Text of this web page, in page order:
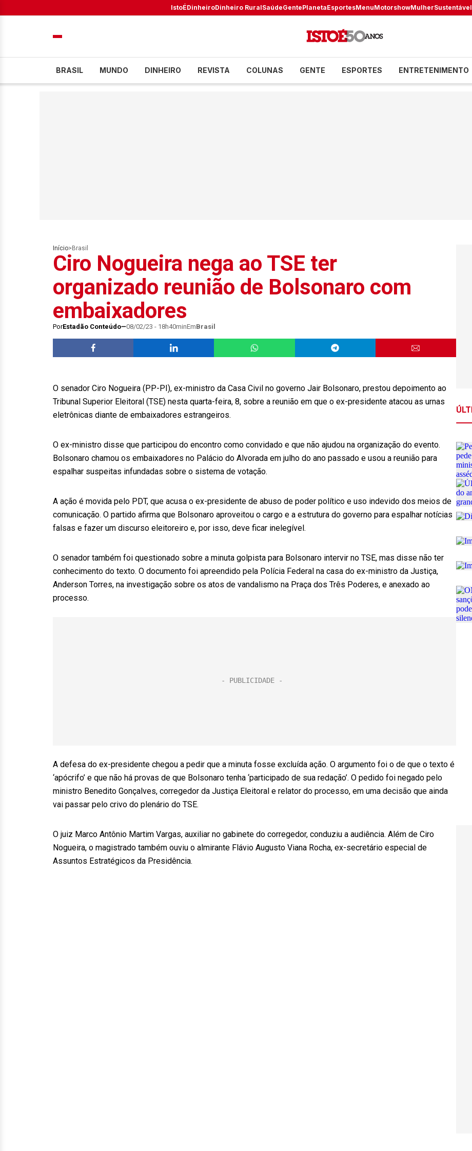
IstoÉDinheiroDinheiro RuralSaúdeGentePlanetaEsportesMenuMotorshowMulherSustentável
BRASIL MUNDO DINHEIRO REVISTA COLUNAS GENTE ESPORTES ENTRETENIMENTO
Início> Brasil
Ciro Nogueira nega ao TSE ter
organizado reunião de Bolsonaro com
embaixadores
PorEstadão Conteúdo 08/02/23 - 18h40minEmBrasil
O senador Ciro Nogueira (PP-PI), ex-ministro da Casa Civil no governo Jair Bolsonaro, prestou depoimento ao
Tribunal Superior Eleitoral (TSE) nesta quarta-feira, 8, sobre a reunião em que o ex-presidente atacou as urnas
eletrônicas diante de embaixadores estrangeiros.
O ex-ministro disse que participou do encontro como convidado e que não ajudou na organização do evento.
Bolsonaro chamou os embaixadores no Palácio do Alvorada em julho do ano passado e usou a reunião para
espalhar suspeitas infundadas sobre o sistema de votação.
A ação é movida pelo PDT, que acusa o ex-presidente de abuso de poder político e uso indevido dos meios de
comunicação. O partido afirma que Bolsonaro aproveitou o cargo e a estrutura do governo para espalhar notícias
falsas e fazer um discurso eleitoreiro e, por isso, deve ficar inelegível.
O senador também foi questionado sobre a minuta golpista para Bolsonaro intervir no TSE, mas disse não ter
conhecimento do texto. O documento foi apreendido pela Polícia Federal na casa do ex-ministro da Justiça,
Anderson Torres, na investigação sobre os atos de vandalismo na Praça dos Três Poderes, e anexado ao
processo.
A defesa do ex-presidente chegou a pedir que a minuta fosse excluída ação. O argumento foi o de que o texto é
‘apócrifo’ e que não há provas de que Bolsonaro tenha ‘participado de sua redação’. O pedido foi negado pelo
ministro Benedito Gonçalves, corregedor da Justiça Eleitoral e relator do processo, em uma decisão que ainda
vai passar pelo crivo do plenário do TSE.
O juiz Marco Antônio Martim Vargas, auxiliar no gabinete do corregedor, conduziu a audiência. Além de Ciro
Nogueira, o magistrado também ouviu o almirante Flávio Augusto Viana Rocha, ex-secretário especial de
Assuntos Estratégicos da Presidência.